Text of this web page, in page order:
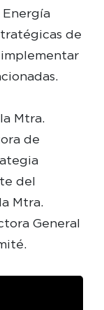
de
implementar
Mtra.
de
del
Mtra.
General